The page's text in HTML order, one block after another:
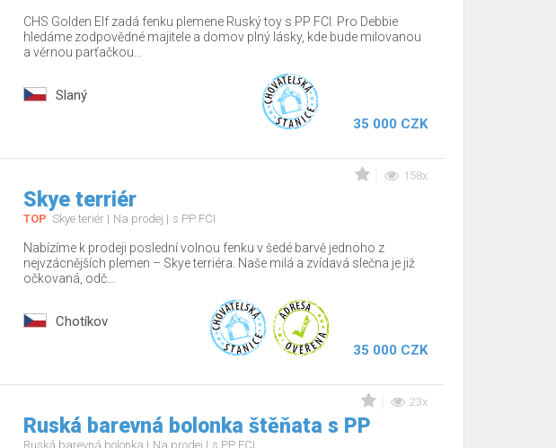
CHS Golden Elf zadá fenku plemene Ruský toy s PP FCI. Pro Debbie
hledáme zodpovědné majitele a domov plný lásky, kde bude milovanou
a věrnou parťačkou...
Slaný
35 000 CZK
158x
Skye terriér
TOP Skye teriér Na prodej s PP FCI
Nabízíme k prodeji poslední volnou fenku v šedé barvě jednoho z
nejvzácnějších plemen – Skye terriéra. Naše milá a zvídavá slečna je již
očkovaná, odč...
Chotíkov
35 000 CZK
23x
Ruská barevná bolonka štěňata s PP
Ruská barevná bolonka Na prodej s PP FCI